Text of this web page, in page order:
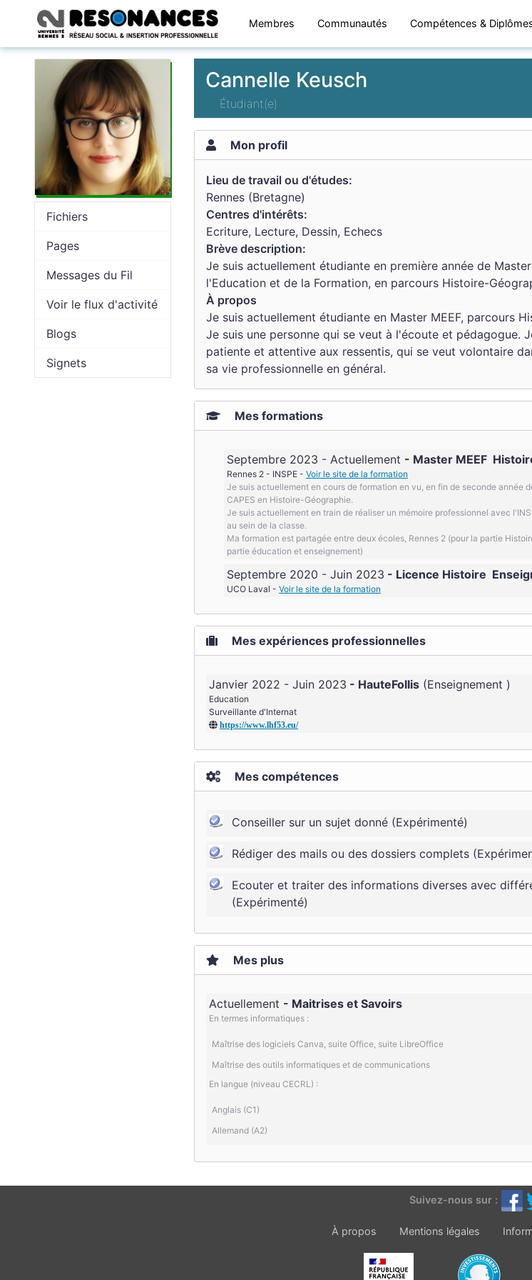
Membres Communautés Compétences &
Fichiers
Pages
Messages du Fil
Voir le flux d'activité
Blogs
Signets
Cannelle Keusch
Étudiant(e)
Mon profil
Lieu de travail ou d'études:
Rennes (Bretagne)
Centres d'intérêts:
Ecriture, Lecture, Dessin, Echecs
Brève description:
Je suis actuellement étudiante en première année de
l'Education et de la Formation, en parcours Histoire-
À propos
Je suis actuellement étudiante en Master MEEF, parcours
Je suis une personne qui se veut à l'écoute et pédagogue.
patiente et attentive aux ressentis, qui se veut volontaire
sa vie professionnelle en général.
Mes formations
Septembre 2023 - Actuellement Master MEEF
Rennes 2 - INSPE - Voir le site de la formation
Je suis actuellement en cours de formation en vu, en fin de seconde année
CAPES en Histoire-Géographie.
Je suis actuellement en train de réaliser un mémoire professionnel avec
au sein de la classe.
Ma formation est partagée entre deux écoles, Rennes 2 (pour la partie
partie éducation et enseignement)
Septembre 2020 - Juin 2023 Licence Histoire
UCO Laval - Voir le site de la formation
Mes expériences professionnelles
Janvier 2022 - Juin 2023 HauteFollis Enseignement
Education
Surveillante d'Internat
https://www.lhf53.eu/
Mes compétences
Conseiller sur un sujet donné (Expérimenté)
Rédiger des mails ou des dossiers complets
Ecouter et traiter des informations diverses avec
(Expérimenté)
Mes plus
Actuellement Maitrises et Savoirs
En termes informatiques :
Maîtrise des logiciels Canva, suite Office, suite LibreOffice
Maîtrise des outils informatiques et de communications
En langue (niveau CECRL) :
Anglais (C1)
Allemand (A2)
Suivez-nous sur :
À propos Mentions légales